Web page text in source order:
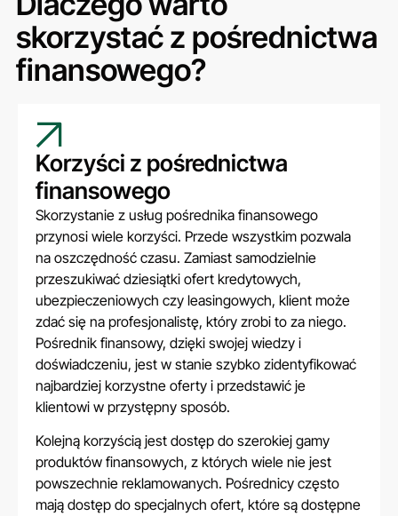
skorzystać z pośrednictwa
finansowego?
Korzyści z pośrednictwa
finansowego
Skorzystanie z usług pośrednika finansowego
przynosi wiele korzyści. Przede wszystkim pozwala
na oszczędność czasu. Zamiast samodzielnie
przeszukiwać dziesiątki ofert kredytowych,
ubezpieczeniowych czy leasingowych, klient może
zdać się na profesjonalistę, który zrobi to za niego.
Pośrednik finansowy, dzięki swojej wiedzy i
doświadczeniu, jest w stanie szybko zidentyfikować
najbardziej korzystne oferty i przedstawić je
klientowi w przystępny sposób.
Kolejną korzyścią jest dostęp do szerokiej gamy
produktów finansowych, z których wiele nie jest
powszechnie reklamowanych. Pośrednicy często
mają dostęp do specjalnych ofert, które są dostępne